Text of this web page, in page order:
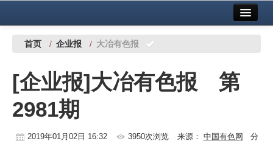
中国有色金属报社主办 广告服务
铜镍铅锌
铝
稀有稀土
首页 / 企业报 / 大冶有色报
[企业报]大冶有色报 第
2981期
2019年01月02日 16:32 3950次浏览 来源： 中国有色网 分